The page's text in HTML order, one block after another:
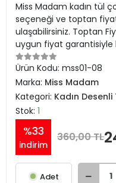
Miss Madam kadın tül
seçeneği ve toptan
ulaşabilirsiniz. Toptan
uygun fiyat garantisiyle
Ürün Kodu: mss01-08
Marka: Miss Madam
Kategori: Kadın
Stok: 1
%33
indirim
360,00 TL
Adet